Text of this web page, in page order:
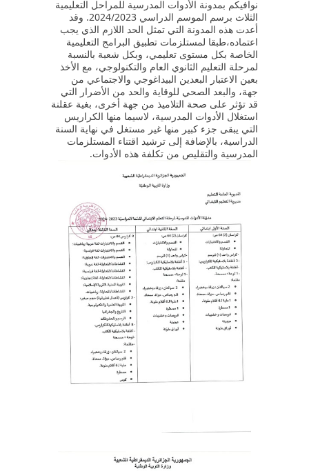
نوافيكم بمدونة الأدوات المدرسية للمراحل التعليمية
الثلاث برسم الموسم الدراسي 2024/2023. وقد
أعدت هذه المدونة التي تمثل الحد اللازم الذي يجب
اعتماده،طبقا لمستلزمات تطبيق البرامج التعليمية
الخاصة بكل مستوى تعليمي، وبكل شعبة بالنسبة
لمرحلة التعليم الثانوي العام والتكنولوجي، مع الأخذ
بعين الاعتبار البعدين البيداغوجي والاجتماعي من
جهة، والبعد الصحي للوقاية والحد من الأضرار التي
قد تؤثر على صحة التلاميذ من جهة أخرى، بغية عقلنة
استغلال الأدوات المدرسية، لاسيما منها الكراريس
التي يبقى جزء كبير منها غير مستغل في نهاية السنة
الدراسية، بالإضافة إلى ترشيد اقتناء المستلزمات
المدرسية والتقليص من تكلفة هذه الأدوات.